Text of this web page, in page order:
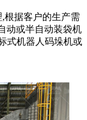
根据客户的生产需
动或半自动装袋机
式机器人码垛机或